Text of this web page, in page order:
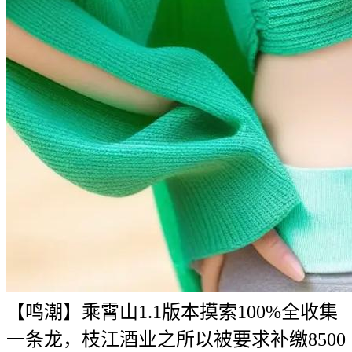
【鸣潮】乘霄山1.1版本摸索100%全收集
一条龙，枝江酒业之所以被要求补缴8500